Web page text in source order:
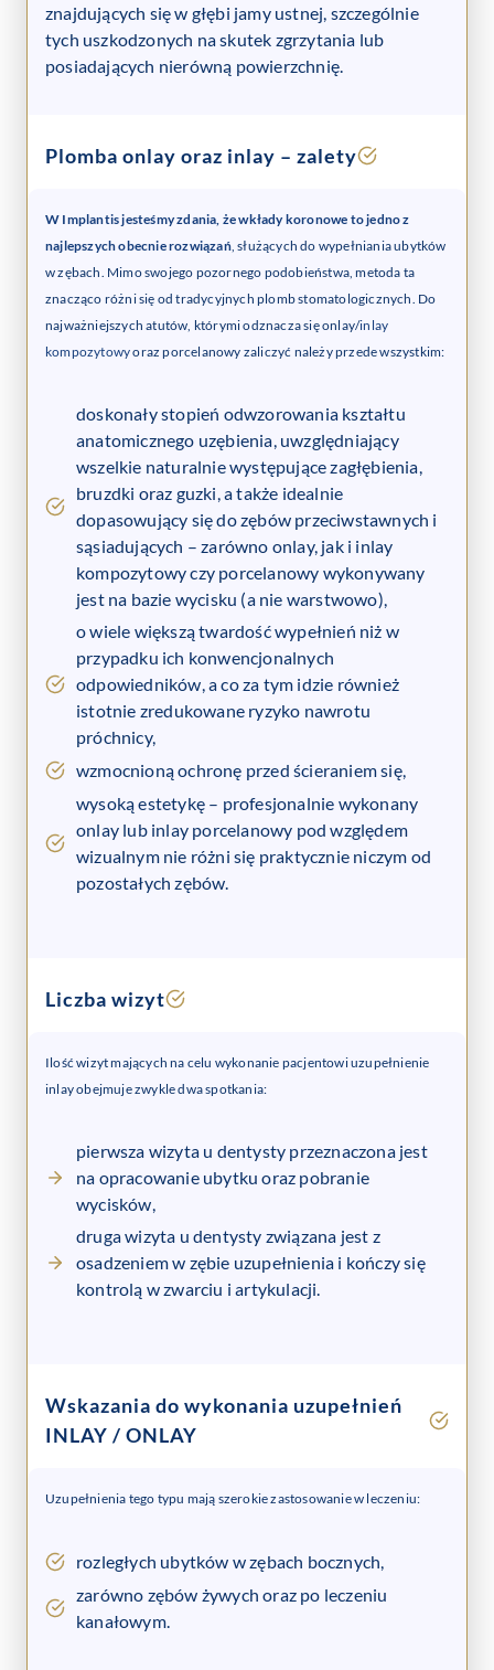
znajdujących się w głębi jamy ustnej, szczególnie
tych uszkodzonych na skutek zgrzytania lub
posiadających nierówną powierzchnię.
Plomba onlay oraz inlay – zalety
W Implantis jesteśmy zdania, że wkłady koronowe to jedno z
najlepszych obecnie rozwiązań, służących do wypełniania ubytków
w zębach. Mimo swojego pozornego podobieństwa, metoda ta
znacząco różni się od tradycyjnych plomb stomatologicznych. Do
najważniejszych atutów, którymi odznacza się onlay/inlay
kompozytowyoraz porcelanowy zaliczyć należy przede wszystkim:
doskonały stopień odwzorowania kształtu
anatomicznego uzębienia, uwzględniający
wszelkie naturalnie występujące zagłębienia,
bruzdki oraz guzki, a także idealnie
dopasowujący się do zębów przeciwstawnych i
sąsiadujących – zarówno onlay, jak i inlay
kompozytowy czy porcelanowy wykonywany
jest na bazie wycisku (a nie warstwowo),
o wiele większą twardość wypełnień niż w
przypadku ich konwencjonalnych
odpowiedników, a co za tym idzie również
istotnie zredukowane ryzyko nawrotu
próchnicy,
wzmocnioną ochronę przed ścieraniem się,
wysoką estetykę – profesjonalnie wykonany
onlay lub inlay porcelanowy pod względem
wizualnym nie różni się praktycznie niczym od
pozostałych zębów.
Liczba wizyt
Ilość wizyt mających na celu wykonanie pacjentowi uzupełnienie
inlay obejmuje zwykle dwa spotkania:
pierwsza wizyta u dentysty przeznaczona jest
na opracowanie ubytku oraz pobranie
wycisków,
druga wizyta u dentysty związana jest z
osadzeniem w zębie uzupełnienia i kończy się
kontrolą w zwarciu i artykulacji.
Wskazania do wykonania uzupełnień
INLAY / ONLAY
Uzupełnienia tego typu mają szerokie zastosowanie w leczeniu:
rozległych ubytków w zębach bocznych,
zarówno zębów żywych oraz po leczeniu
kanałowym.